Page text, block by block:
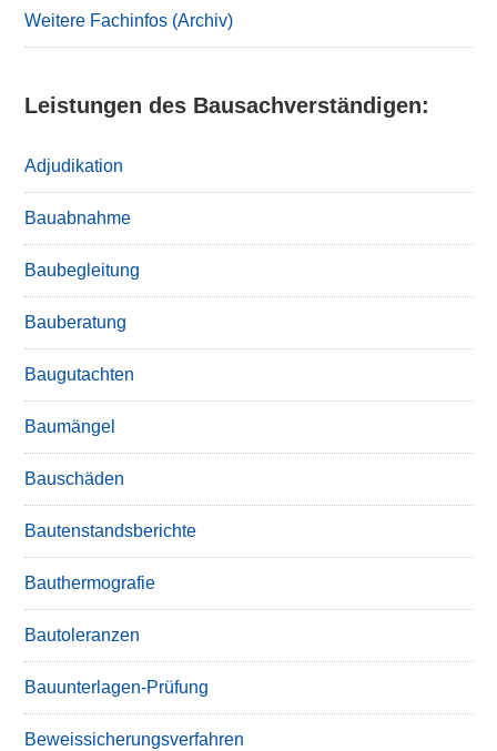
Weitere Fachinfos (Archiv)
Leistungen des Bausachverständigen:
Adjudikation
Bauabnahme
Baubegleitung
Bauberatung
Baugutachten
Baumängel
Bauschäden
Bautenstandsberichte
Bauthermografie
Bautoleranzen
Bauunterlagen-Prüfung
Beweissicherungsverfahren